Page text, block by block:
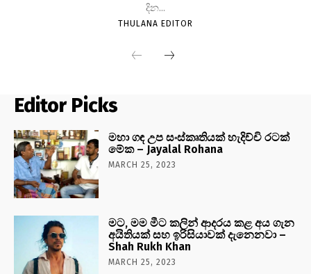
දින...
THULANA EDITOR
Editor Picks
මහා ගඳ උප සංස්කෘතියක් හැදිච්චි රටක්
මේක – Jayalal Rohana
MARCH 25, 2023
මට, මම මීට කලින් ආදරය කළ අය ගැන
අයිතියක් සහ ඉරිසියාවක් දැනෙනවා –
Shah Rukh Khan
MARCH 25, 2023